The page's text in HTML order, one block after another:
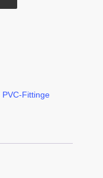
PVC-Fittinge